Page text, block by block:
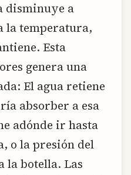
disminuye a
la temperatura,
Esta
genera una
El agua retiene
absorber a esa
adónde ir hasta
o la presión del
la botella. Las